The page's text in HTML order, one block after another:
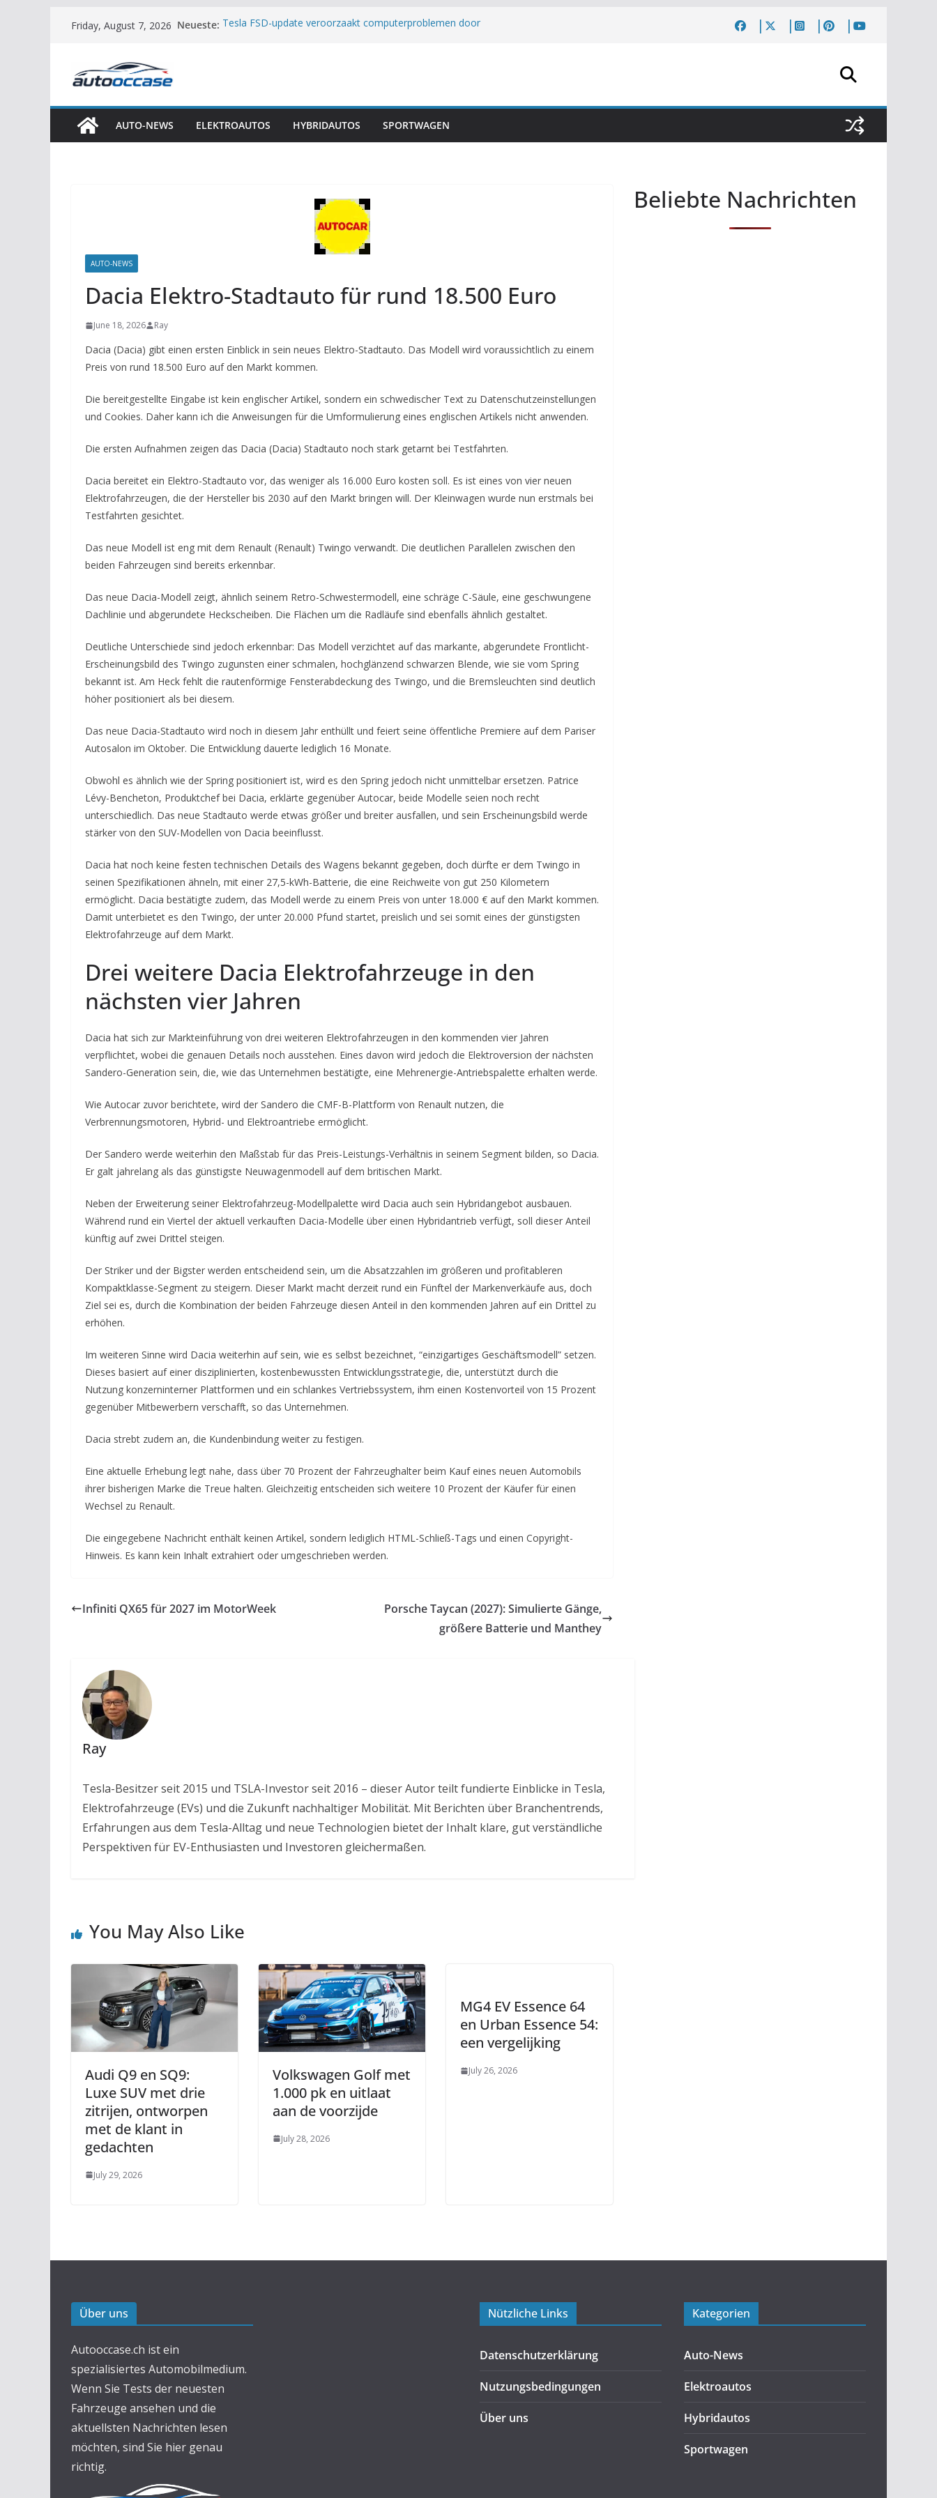
Friday, August 7, 2026 Neueste: Tesla FSD-update veroorzaakt computerproblemen door
Chery Jetour Zongheng F700 PHEV pick-up met 892 pk en 900
mm wadingsdiepte
AUTO-NEWS ELEKTROAUTOS HYBRIDAUTOS SPORTWAGEN
AUTO-NEWS
Dacia Elektro-Stadtauto für rund 18.500 Euro
June 18, 2026 Ray
Dacia (Dacia) gibt einen ersten Einblick in sein neues Elektro-Stadtauto. Das Modell wird voraussichtlich zu einem
Preis von rund 18.500 Euro auf den Markt kommen.
Die bereitgestellte Eingabe ist kein englischer Artikel, sondern ein schwedischer Text zu Datenschutzeinstellungen
und Cookies. Daher kann ich die Anweisungen für die Umformulierung eines englischen Artikels nicht anwenden.
Die ersten Aufnahmen zeigen das Dacia (Dacia) Stadtauto noch stark getarnt bei Testfahrten.
Dacia bereitet ein Elektro-Stadtauto vor, das weniger als 16.000 Euro kosten soll. Es ist eines von vier neuen
Elektrofahrzeugen, die der Hersteller bis 2030 auf den Markt bringen will. Der Kleinwagen wurde nun erstmals bei
Testfahrten gesichtet.
Das neue Modell ist eng mit dem Renault (Renault) Twingo verwandt. Die deutlichen Parallelen zwischen den
beiden Fahrzeugen sind bereits erkennbar.
Das neue Dacia-Modell zeigt, ähnlich seinem Retro-Schwestermodell, eine schräge C-Säule, eine geschwungene
Dachlinie und abgerundete Heckscheiben. Die Flächen um die Radläufe sind ebenfalls ähnlich gestaltet.
Deutliche Unterschiede sind jedoch erkennbar: Das Modell verzichtet auf das markante, abgerundete Frontlicht-
Erscheinungsbild des Twingo zugunsten einer schmalen, hochglänzend schwarzen Blende, wie sie vom Spring
bekannt ist. Am Heck fehlt die rautenförmige Fensterabdeckung des Twingo, und die Bremsleuchten sind deutlich
höher positioniert als bei diesem.
Das neue Dacia-Stadtauto wird noch in diesem Jahr enthüllt und feiert seine öffentliche Premiere auf dem Pariser
Autosalon im Oktober. Die Entwicklung dauerte lediglich 16 Monate.
Obwohl es ähnlich wie der Spring positioniert ist, wird es den Spring jedoch nicht unmittelbar ersetzen. Patrice
Lévy-Bencheton, Produktchef bei Dacia, erklärte gegenüber Autocar, beide Modelle seien noch recht
unterschiedlich. Das neue Stadtauto werde etwas größer und breiter ausfallen, und sein Erscheinungsbild werde
stärker von den SUV-Modellen von Dacia beeinflusst.
Dacia hat noch keine festen technischen Details des Wagens bekannt gegeben, doch dürfte er dem Twingo in
seinen Spezifikationen ähneln, mit einer 27,5-kWh-Batterie, die eine Reichweite von gut 250 Kilometern
ermöglicht. Dacia bestätigte zudem, das Modell werde zu einem Preis von unter 18.000 € auf den Markt kommen.
Damit unterbietet es den Twingo, der unter 20.000 Pfund startet, preislich und sei somit eines der günstigsten
Elektrofahrzeuge auf dem Markt.
Drei weitere Dacia Elektrofahrzeuge in den
nächsten vier Jahren
Dacia hat sich zur Markteinführung von drei weiteren Elektrofahrzeugen in den kommenden vier Jahren
verpflichtet, wobei die genauen Details noch ausstehen. Eines davon wird jedoch die Elektroversion der nächsten
Sandero-Generation sein, die, wie das Unternehmen bestätigte, eine Mehrenergie-Antriebspalette erhalten werde.
Wie Autocar zuvor berichtete, wird der Sandero die CMF-B-Plattform von Renault nutzen, die
Verbrennungsmotoren, Hybrid- und Elektroantriebe ermöglicht.
Der Sandero werde weiterhin den Maßstab für das Preis-Leistungs-Verhältnis in seinem Segment bilden, so Dacia.
Er galt jahrelang als das günstigste Neuwagenmodell auf dem britischen Markt.
Neben der Erweiterung seiner Elektrofahrzeug-Modellpalette wird Dacia auch sein Hybridangebot ausbauen.
Während rund ein Viertel der aktuell verkauften Dacia-Modelle über einen Hybridantrieb verfügt, soll dieser Anteil
künftig auf zwei Drittel steigen.
Der Striker und der Bigster werden entscheidend sein, um die Absatzzahlen im größeren und profitableren
Kompaktklasse-Segment zu steigern. Dieser Markt macht derzeit rund ein Fünftel der Markenverkäufe aus, doch
Ziel sei es, durch die Kombination der beiden Fahrzeuge diesen Anteil in den kommenden Jahren auf ein Drittel zu
erhöhen.
Im weiteren Sinne wird Dacia weiterhin auf sein, wie es selbst bezeichnet, “einzigartiges Geschäftsmodell” setzen.
Dieses basiert auf einer disziplinierten, kostenbewussten Entwicklungsstrategie, die, unterstützt durch die
Nutzung konzerninterner Plattformen und ein schlankes Vertriebssystem, ihm einen Kostenvorteil von 15 Prozent
gegenüber Mitbewerbern verschafft, so das Unternehmen.
Dacia strebt zudem an, die Kundenbindung weiter zu festigen.
Eine aktuelle Erhebung legt nahe, dass über 70 Prozent der Fahrzeughalter beim Kauf eines neuen Automobils
ihrer bisherigen Marke die Treue halten. Gleichzeitig entscheiden sich weitere 10 Prozent der Käufer für einen
Wechsel zu Renault.
Die eingegebene Nachricht enthält keinen Artikel, sondern lediglich HTML-Schließ-Tags und einen Copyright-
Hinweis. Es kann kein Inhalt extrahiert oder umgeschrieben werden.
Infiniti QX65 für 2027 im MotorWeek
Porsche Taycan (2027): Simulierte Gänge,
größere Batterie und Manthey
Ray
Tesla-Besitzer seit 2015 und TSLA-Investor seit 2016 – dieser Autor teilt fundierte Einblicke in Tesla,
Elektrofahrzeuge (EVs) und die Zukunft nachhaltiger Mobilität. Mit Berichten über Branchentrends,
Erfahrungen aus dem Tesla-Alltag und neue Technologien bietet der Inhalt klare, gut verständliche
Perspektiven für EV-Enthusiasten und Investoren gleichermaßen.
You May Also Like
Audi Q9 en SQ9:
Luxe SUV met drie
zitrijen, ontworpen
met de klant in
gedachten
July 29, 2026
Volkswagen Golf met
1.000 pk en uitlaat
aan de voorzijde
July 28, 2026
MG4 EV Essence 64
en Urban Essence 54:
een vergelijking
July 26, 2026
Beliebte Nachrichten
Über uns
Autooccase.ch ist ein
spezialisiertes Automobilmedium.
Wenn Sie Tests der neuesten
Fahrzeuge ansehen und die
aktuellsten Nachrichten lesen
möchten, sind Sie hier genau
richtig.
Nützliche Links
Datenschutzerklärung
Nutzungsbedingungen
Über uns
Kategorien
Auto-News
Elektroautos
Hybridautos
Sportwagen